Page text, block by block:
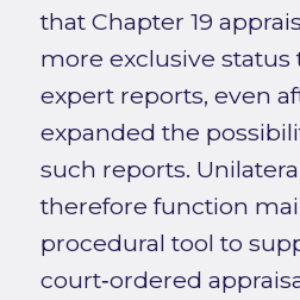
that Chapter 19
more exclusive status
expert reports, even
expanded the
such reports.
therefore function
procedural tool to
court‑ordered